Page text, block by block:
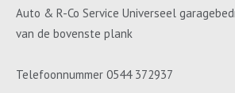
Auto & R-Co Service Universeel
van de bovenste plank
Telefoonnummer 0544 372937